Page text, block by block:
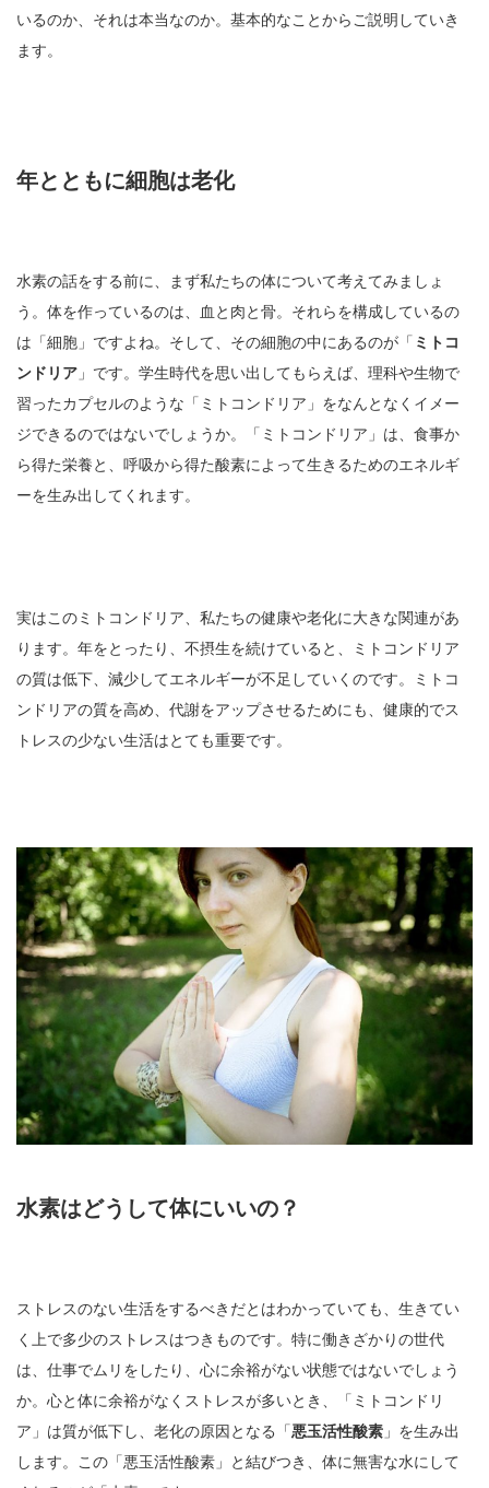
いるのか、それは本当なのか。基本的なことからご説明していき
ます。
年とともに細胞は老化
水素の話をする前に、まず私たちの体について考えてみましょ
う。体を作っているのは、血と肉と骨。それらを構成しているの
は「細胞」ですよね。そして、その細胞の中にあるのが「 ミトコ
ンドリア 」です。学生時代を思い出してもらえば、理科や生物で
習ったカプセルのような「ミトコンドリア」をなんとなくイメー
ジできるのではないでしょうか。「ミトコンドリア」は、食事か
ら得た栄養と、呼吸から得た酸素によって生きるためのエネルギ
ーを生み出してくれます。
実はこのミトコンドリア、私たちの健康や老化に大きな関連があ
ります。年をとったり、不摂生を続けていると、ミトコンドリア
の質は低下、減少してエネルギーが不足していくのです。ミトコ
ンドリアの質を高め、代謝をアップさせるためにも、健康的でス
トレスの少ない生活はとても重要です。
水素はどうして体にいいの？
ストレスのない生活をするべきだとはわかっていても、生きてい
く上で多少のストレスはつきものです。特に働きざかりの世代
は、仕事でムリをしたり、心に余裕がない状態ではないでしょう
か。心と体に余裕がなくストレスが多いとき、「ミトコンドリ
ア」は質が低下し、老化の原因となる「悪玉活性酸素 」を生み出
します。この「悪玉活性酸素」と結びつき、体に無害な水にして